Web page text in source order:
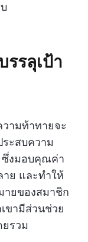
รลุเป้า
ามท้าทายจะ
ะสบความ
ซึ่งมอบคุณค่า
ย และทำให้
ายของสมาชิก
ขามีส่วนช่วย
รวม